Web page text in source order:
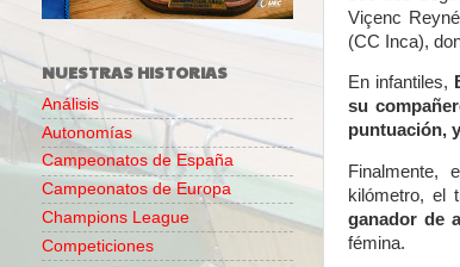
Viçenc
(CC Inca),
En infantiles,
su
puntuación,
kilómetro,
ganador de
fémina.
NUESTRAS HISTORIAS
Análisis
Autonomías
Campeonatos de España
Campeonatos de Europa
Champions League
Competiciones